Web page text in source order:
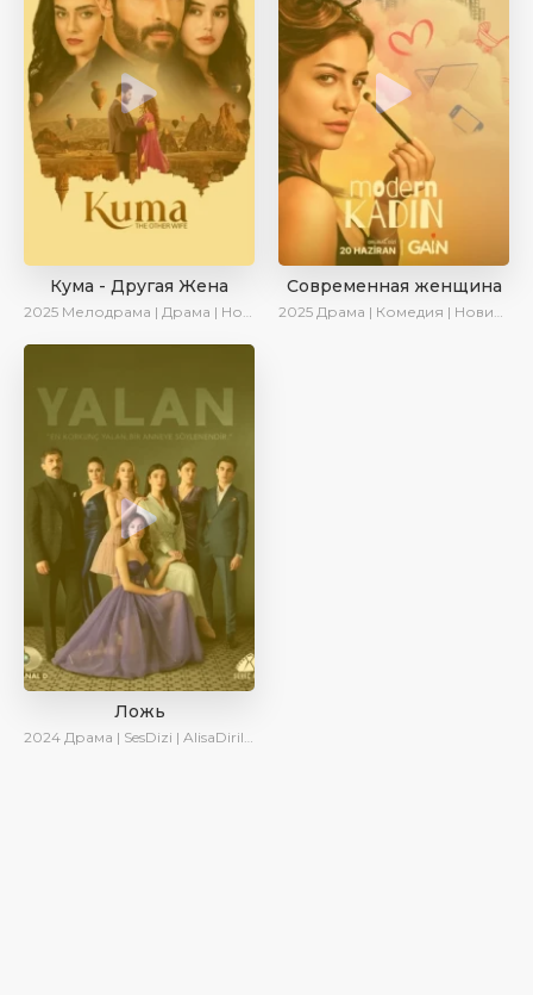
Кума - Другая Жена
2025 Мелодрама | Драма | Новинки | Сериалы 2025
Современная женщина
2025 Драма | Комедия | Новинки | Сериалы 2025
Ложь
2024 Драма | SesDizi | AlisaDirilis | Сериалы 2024